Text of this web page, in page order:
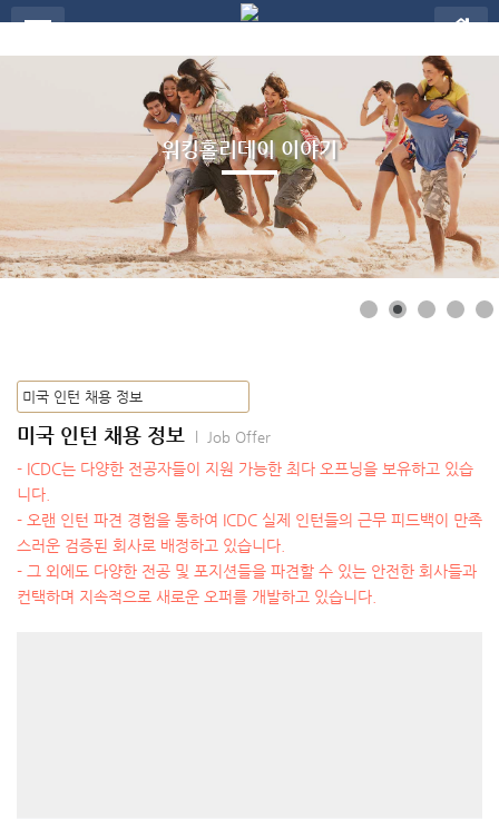
워킹홀리데이 이야기
미국 인턴 채용 정보 l Job Offer
- ICDC는 다양한 전공자들이 지원 가능한 최다 오프닝을 보유하고 있습
니다.
- 오랜 인턴 파견 경험을 통하여 ICDC 실제 인턴들의 근무 피드백이 만족
스러운 검증된 회사로 배정하고 있습니다.
- 그 외에도 다양한 전공 및 포지션들을 파견할 수 있는 안전한 회사들과
컨택하며 지속적으로 새로운 오퍼를 개발하고 있습니다.